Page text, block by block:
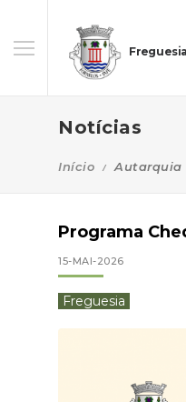
Notícias
Início Autarquia
Programa
15-MAI-2026
Freguesia